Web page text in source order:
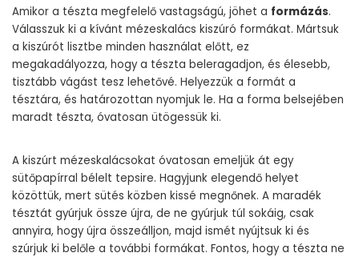
Amikor a tészta megfelelő vastagságú, jöhet a formázás.
Válasszuk ki a kívánt mézeskalács kiszúró formákat. Mártsuk
a kiszúrót lisztbe minden használat előtt, ez
megakadályozza, hogy a tészta beleragadjon, és élesebb,
tisztább vágást tesz lehetővé. Helyezzük a formát a
tésztára, és határozottan nyomjuk le. Ha a forma belsejében
maradt tészta, óvatosan ütögessük ki.
A kiszúrt mézeskalácsokat óvatosan emeljük át egy
sütőpapírral bélelt tepsire. Hagyjunk elegendő helyet
közöttük, mert sütés közben kissé megnőnek. A maradék
tésztát gyúrjuk össze újra, de ne gyúrjuk túl sokáig, csak
annyira, hogy újra összeálljon, majd ismét nyújtsuk ki és
szúrjuk ki belőle a további formákat. Fontos, hogy a tészta ne